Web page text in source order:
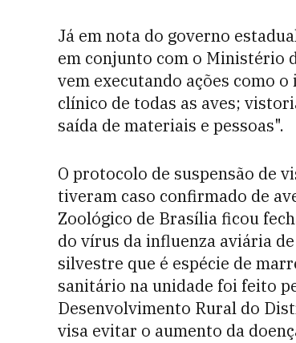
Já em nota do governo
em conjunto com o Ministério
vem executando ações como
clínico de todas as aves;
saída de materiais e pessoas".
O protocolo de suspensão de
tiveram caso confirmado de
Zoológico de Brasília ficou
do vírus da influenza aviária
silvestre que é espécie de
sanitário na unidade foi feito
Desenvolvimento Rural do
visa evitar o aumento da